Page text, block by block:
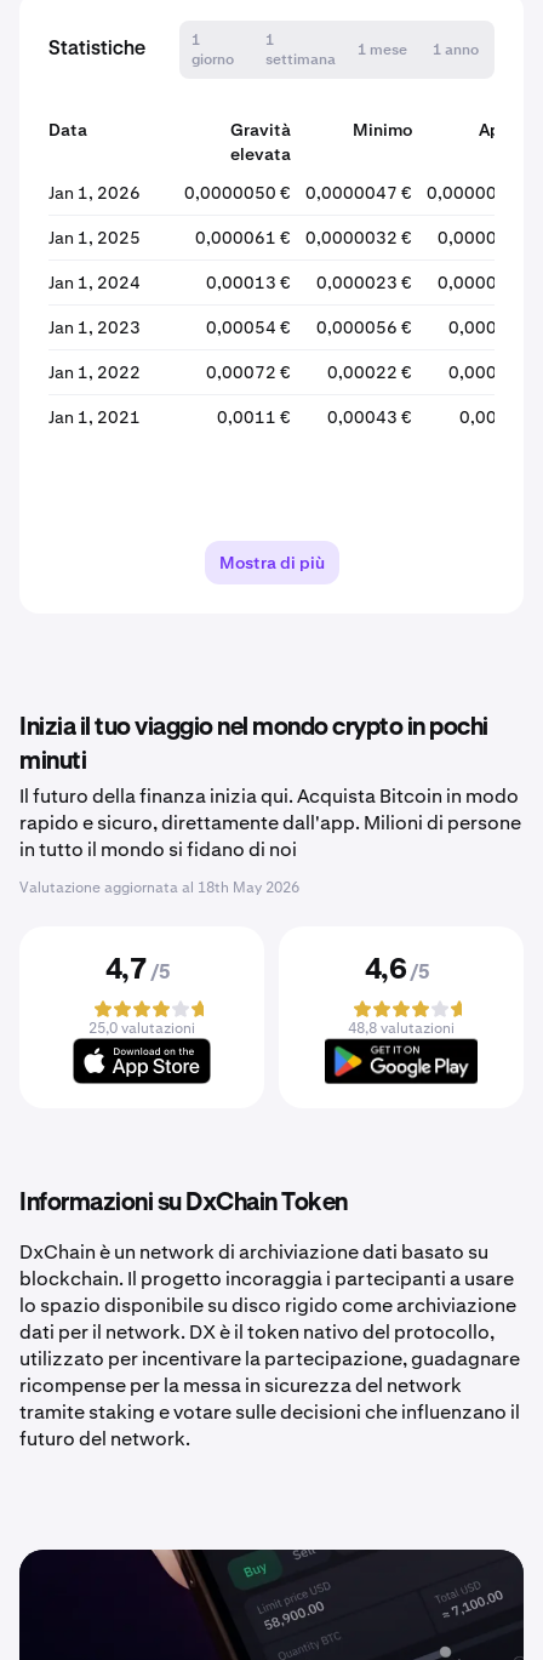
Statistiche
1
giorno
1
settimana
1 mese 1 anno
Data
Gravità
elevata
Minimo Aperto
Jan 1, 2026 0,0000050 € 0,0000047 € 0,0000047 €
Jan 1, 2025 0,000061 € 0,0000032 € 0,000025 €
Jan 1, 2024 0,00013 € 0,000023 € 0,000098 €
Jan 1, 2023 0,00054 € 0,000056 € 0,00023 €
Jan 1, 2022 0,00072 € 0,00022 € 0,00046 €
Jan 1, 2021 0,0011 € 0,00043 € 0,0011 €
Mostra di più
Inizia il tuo viaggio nel mondo crypto in pochi
minuti
Il futuro della finanza inizia qui. Acquista Bitcoin in modo
rapido e sicuro, direttamente dall'app. Milioni di persone
in tutto il mondo si fidano di noi
Valutazione aggiornata al 18th May 2026
4,7 /5
25,0 valutazioni
4,6 /5
48,8 valutazioni
Informazioni su DxChain Token
DxChain è un network di archiviazione dati basato su
blockchain. Il progetto incoraggia i partecipanti a usare
lo spazio disponibile su disco rigido come archiviazione
dati per il network. DX è il token nativo del protocollo,
utilizzato per incentivare la partecipazione, guadagnare
ricompense per la messa in sicurezza del network
tramite staking e votare sulle decisioni che influenzano il
futuro del network.